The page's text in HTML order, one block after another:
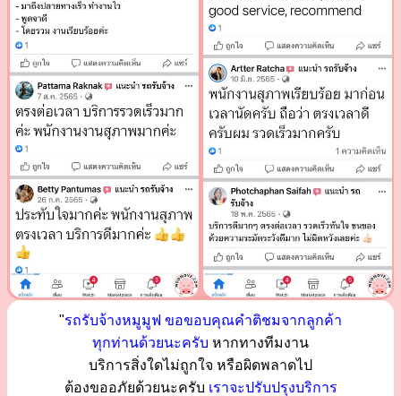
"รถรับจ้างหมูมูฟ ขอขอบคุณคำติชมจากลูกค้า
ทุกท่านด้วยนะครับ หากทางทีมงาน
บริการสิ่งใดไม่ถูกใจ หรือผิดพลาดไป
ต้องขออภัยด้วยนะครับ เราจะปรับปรุงบริการ